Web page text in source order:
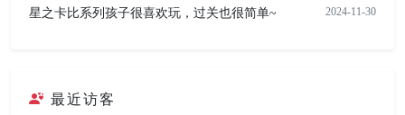
星之卡比系列孩子很喜欢玩，过关也很简单~ 2024-11-30
最近访客